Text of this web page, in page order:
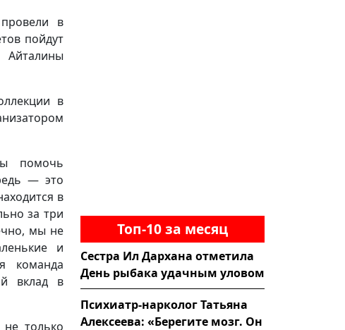
в
пойдут
в
помочь
— это
в
за три
мы не
и
команда
вклад в
только
Топ-10 за месяц
Сестра Ил Дархана отметила
День рыбака удачным уловом
Психиатр-нарколог Татьяна
Алексеева: «Берегите мозг. Он